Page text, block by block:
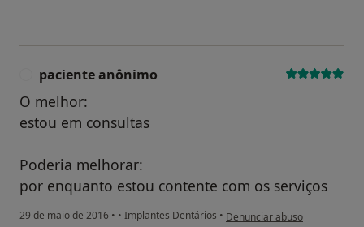
paciente anônimo
O melhor:
estou em consultas
Poderia melhorar:
por enquanto estou contente com os serviços
29 de maio de 2016 • • Implantes Dentários • na opinião do utilizador
Denunciar abuso